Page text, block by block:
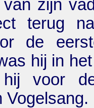
zijn
terug
de
hij in
voor
Vogelsang.